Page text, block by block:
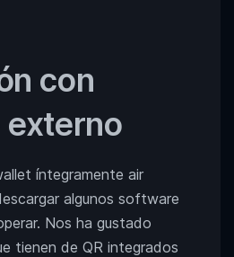
con
íntegramente air
algunos software
Nos ha gustado
tienen de QR integrados